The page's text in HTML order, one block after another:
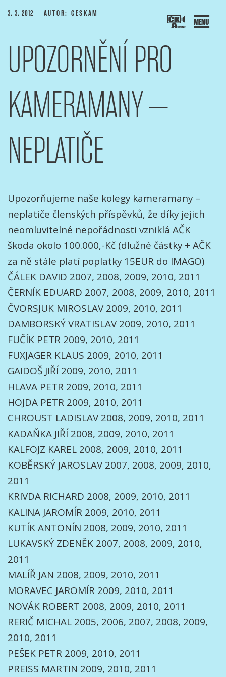
Přejít
ČESKÝCH KAMERAMANŮ
portál Asociace českých kameramanů
PUBLIKOVÁNO
3. 3. 2012 AUTOR: CESKAM
UPOZORNĚNÍ PRO
KAMERAMANY –
NEPLATIČE
Upozorňujeme naše kolegy kameramany –
neplatiče členských příspěvků, že díky jejich
neomluvitelné nepořádnosti vzniklá AČK
škoda okolo 100.000,-Kč (dlužné částky + AČK
za ně stále platí poplatky 15EUR do IMAGO)
ČÁLEK DAVID 2007, 2008, 2009, 2010, 2011
ČERNÍK EDUARD 2007, 2008, 2009, 2010, 2011
ČVORSJUK MIROSLAV 2009, 2010, 2011
DAMBORSKÝ VRATISLAV 2009, 2010, 2011
FUČÍK PETR 2009, 2010, 2011
FUXJAGER KLAUS 2009, 2010, 2011
GAIDOŠ JIŘÍ 2009, 2010, 2011
HLAVA PETR 2009, 2010, 2011
HOJDA PETR 2009, 2010, 2011
CHROUST LADISLAV 2008, 2009, 2010, 2011
KADAŇKA JIŘÍ 2008, 2009, 2010, 2011
KALFOJZ KAREL 2008, 2009, 2010, 2011
KOBĚRSKÝ JAROSLAV 2007, 2008, 2009, 2010,
2011
KRIVDA RICHARD 2008, 2009, 2010, 2011
KALINA JAROMÍR 2009, 2010, 2011
KUTÍK ANTONÍN 2008, 2009, 2010, 2011
LUKAVSKÝ ZDENĚK 2007, 2008, 2009, 2010,
2011
MALÍŘ JAN 2008, 2009, 2010, 2011
MORAVEC JAROMÍR 2009, 2010, 2011
NOVÁK ROBERT 2008, 2009, 2010, 2011
RERIČ MICHAL 2005, 2006, 2007, 2008, 2009,
2010, 2011
PEŠEK PETR 2009, 2010, 2011
PREISS MARTIN 2009, 2010, 2011